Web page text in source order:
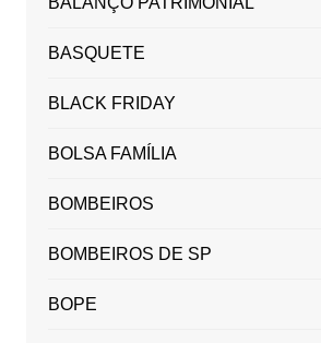
BASQUETE
BLACK FRIDAY
BOLSA FAMÍLIA
BOMBEIROS
BOMBEIROS DE SP
BOPE